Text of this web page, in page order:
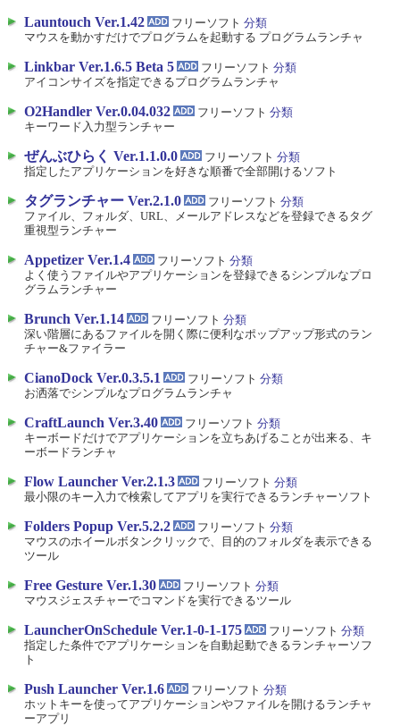
Launtouch Ver.1.42 フリーソフト 分類
マウスを動かすだけでプログラムを起動する プログラムランチャ
Linkbar Ver.1.6.5 Beta 5 フリーソフト 分類
アイコンサイズを指定できるプログラムランチャ
O2Handler Ver.0.04.032 フリーソフト 分類
キーワード入力型ランチャー
ぜんぶひらく Ver.1.1.0.0 フリーソフト 分類
指定したアプリケーションを好きな順番で全部開けるソフト
タグランチャー Ver.2.1.0 フリーソフト 分類
ファイル、フォルダ、URL、メールアドレスなどを登録できるタグ
重視型ランチャー
Appetizer Ver.1.4 フリーソフト 分類
よく使うファイルやアプリケーションを登録できるシンプルなプロ
グラムランチャー
Brunch Ver.1.14 フリーソフト 分類
深い階層にあるファイルを開く際に便利なポップアップ形式のラン
チャー&ファイラー
CianoDock Ver.0.3.5.1 フリーソフト 分類
お洒落でシンプルなプログラムランチャ
CraftLaunch Ver.3.40 フリーソフト 分類
キーボードだけでアプリケーションを立ちあげることが出来る、キ
ーボードランチャ
Flow Launcher Ver.2.1.3 フリーソフト 分類
最小限のキー入力で検索してアプリを実行できるランチャーソフト
Folders Popup Ver.5.2.2 フリーソフト 分類
マウスのホイールボタンクリックで、目的のフォルダを表示できる
ツール
Free Gesture Ver.1.30 フリーソフト 分類
マウスジェスチャーでコマンドを実行できるツール
LauncherOnSchedule Ver.1-0-1-175 フリーソフト 分類
指定した条件でアプリケーションを自動起動できるランチャーソフ
ト
Push Launcher Ver.1.6 フリーソフト 分類
ホットキーを使ってアプリケーションやファイルを開けるランチャ
ーアプリ